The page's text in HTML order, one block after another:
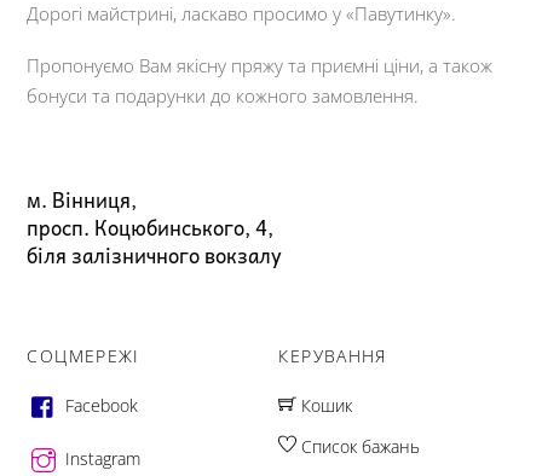
Дорогі майстрині, ласкаво просимо у «Павутинку».
Пропонуємо Вам якісну пряжу та приємні ціни, а також
бонуси та подарунки до кожного замовлення.
м. Вінниця,
просп. Коцюбинського, 4,
біля залізничного вокзалу
СОЦМЕРЕЖІ
Facebook
Instagram
КЕРУВАННЯ
Кошик
Список бажань